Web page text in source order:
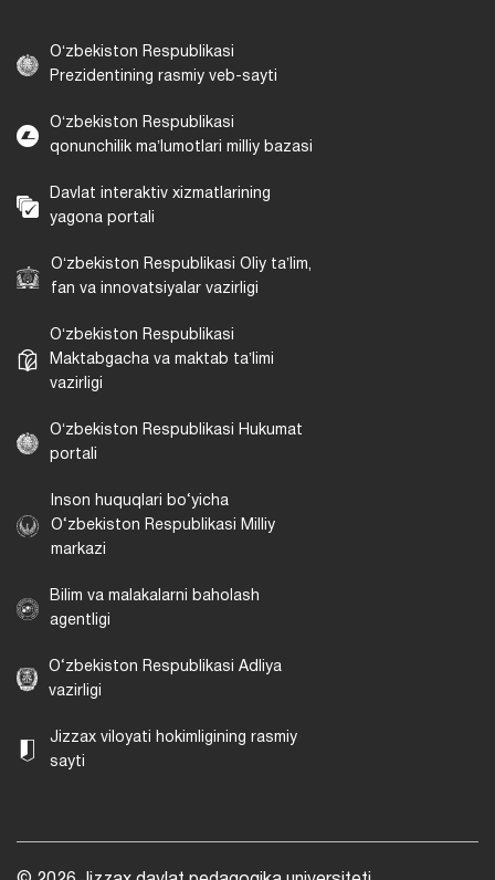
Oʻzbekiston Respublikasi
Prezidentining rasmiy veb-sayti
Oʻzbekiston Respublikasi
qonunchilik maʼlumotlari milliy bazasi
Davlat interaktiv xizmatlarining
yagona portali
Oʻzbekiston Respublikasi Oliy taʼlim,
fan va innovatsiyalar vazirligi
Oʻzbekiston Respublikasi
Maktabgacha va maktab taʼlimi
vazirligi
Oʻzbekiston Respublikasi Hukumat
portali
Inson huquqlari bo‘yicha
O‘zbekiston Respublikasi Milliy
markazi
Bilim va malakalarni baholash
agentligi
O‘zbekiston Respublikasi Adliya
vazirligi
Jizzax viloyati hokimligining rasmiy
sayti